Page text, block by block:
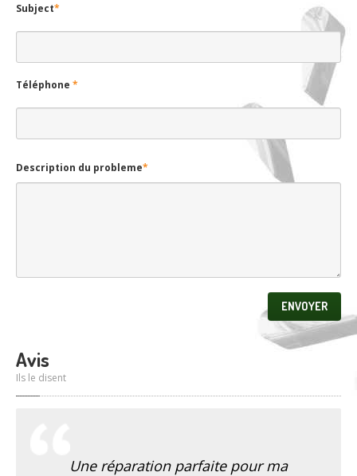
Subject*
Téléphone *
Description du probleme*
Avis
Ils le disent
Une réparation parfaite pour ma